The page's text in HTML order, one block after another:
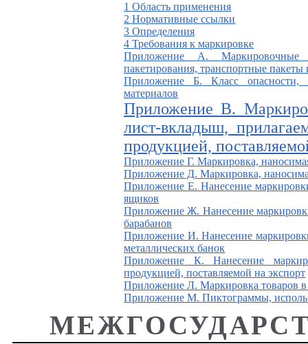
1 Область применения
2 Нормативные ссылки
3 Определения
4 Требования к маркировке
Приложение А.
пакетирования, транспортные пакеты
Приложение Б. Класс
материалов
Приложение В.
лист-вкладыш,
продукцией,
Приложение Г. Маркировка,
Приложение Д. Маркировка,
Приложение Е. Нанесение
ящиков
Приложение Ж. Нанесение
барабанов
Приложение И. Нанесение
металлических банок
Приложение К. Нанесение
продукцией, поставляемой на экспорт
Приложение Л. Маркировка товаров
Приложение М. Пиктограммы,